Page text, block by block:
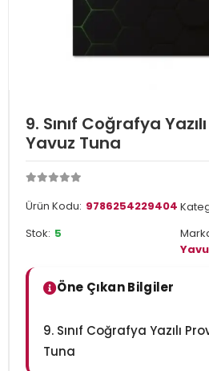
9. Sınıf Coğrafya
Yavuz Tuna
Ürün Kodu: 9786254229404
Stok: 5
Öne Çıkan Bilgiler
9. Sınıf Coğrafya Yazılı
Tuna